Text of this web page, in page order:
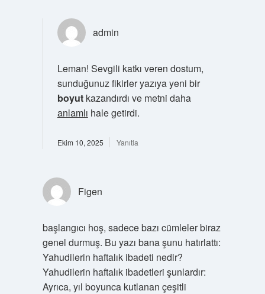
admin
Leman! Sevgili katkı veren dostum,
sunduğunuz fikirler yazıya yeni bir
boyutkazandırdı ve metni daha
anlamlı hale getirdi.
Ekim 10, 2025 Yanıtla
Figen
başlangıcı hoş, sadece bazı cümleler biraz
genel durmuş. Bu yazı bana şunu hatırlattı:
Yahudilerin haftalık ibadeti nedir?
Yahudilerin haftalık ibadetleri şunlardır:
Ayrıca, yıl boyunca kutlanan çeşitli